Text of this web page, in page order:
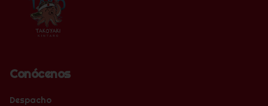
Conócenos
Despacho